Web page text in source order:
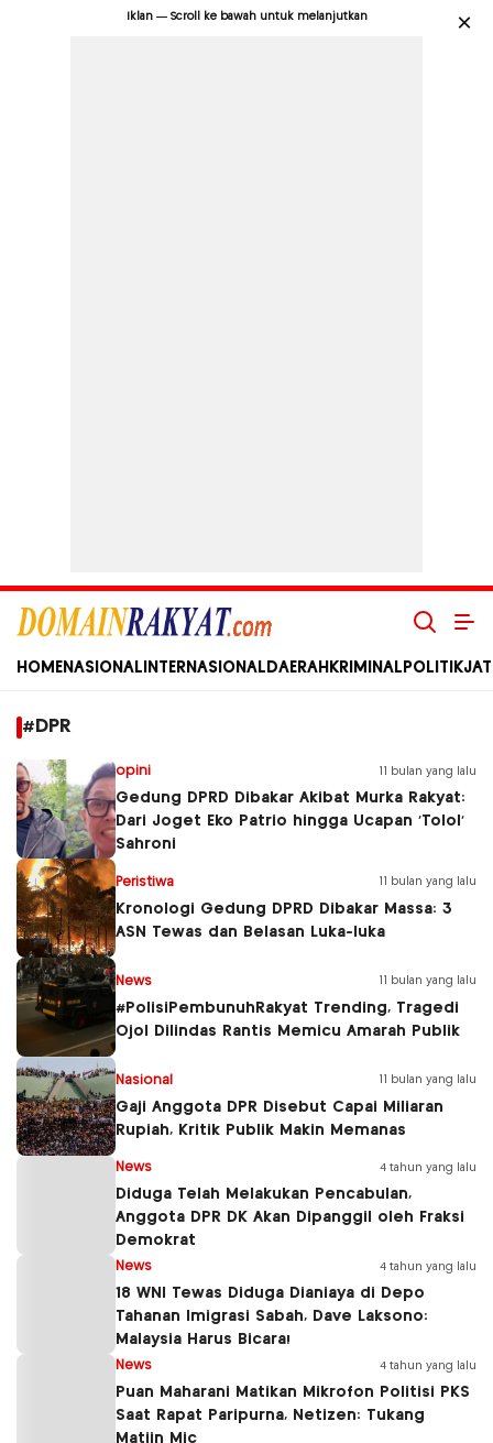
Iklan — Scroll ke bawah untuk melanjutkan ×
Domain Rakyat
Berita Hari Ini Terkini dan Terbaru Indonesia dan Internasional
HOME NASIONAL INTERNASIONAL DAERAH KRIMINAL POLITIK
#DPR
opini 11 bulan yang lalu
Gedung DPRD Dibakar Akibat Murka Rakyat:
Dari Joget Eko Patrio hingga Ucapan ‘Tolol’
Sahroni
Peristiwa 11 bulan yang lalu
Kronologi Gedung DPRD Dibakar Massa: 3
ASN Tewas dan Belasan Luka-luka
News 11 bulan yang lalu
#PolisiPembunuhRakyat Trending, Tragedi
Ojol Dilindas Rantis Memicu Amarah Publik
Nasional 11 bulan yang lalu
Gaji Anggota DPR Disebut Capai Miliaran
Rupiah, Kritik Publik Makin Memanas
News 4 tahun yang lalu
Diduga Telah Melakukan Pencabulan,
Anggota DPR DK Akan Dipanggil oleh Fraksi
Demokrat
News 4 tahun yang lalu
18 WNI Tewas Diduga Dianiaya di Depo
Tahanan Imigrasi Sabah, Dave Laksono:
Malaysia Harus Bicara!
News 4 tahun yang lalu
Puan Maharani Matikan Mikrofon Politisi PKS
Saat Rapat Paripurna, Netizen: Tukang
Matiin Mic